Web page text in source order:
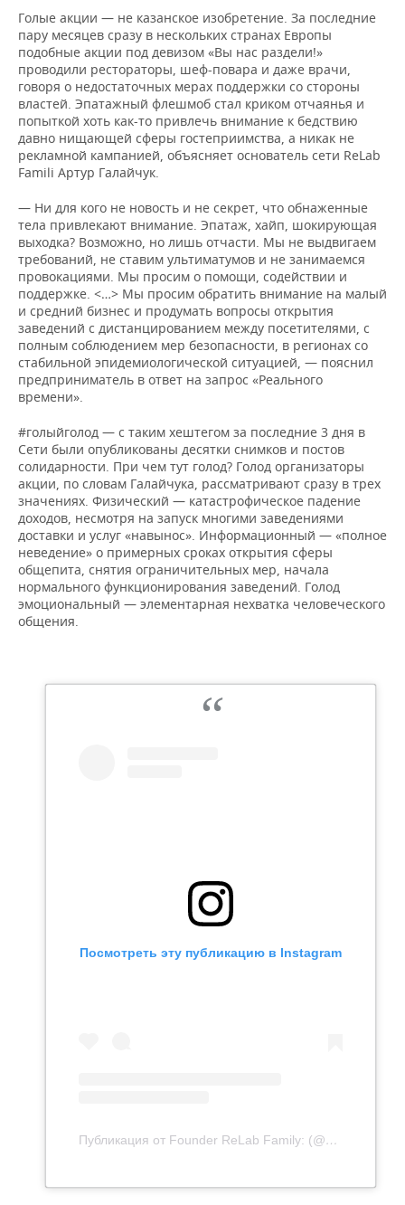
Голые акции — не казанское изобретение. За последние
пару месяцев сразу в нескольких странах Европы
подобные акции под девизом «Вы нас раздели!»
проводили рестораторы, шеф-повара и даже врачи,
говоря о недостаточных мерах поддержки со стороны
властей. Эпатажный флешмоб стал криком отчаянья и
попыткой хоть как-то привлечь внимание к бедствию
давно нищающей сферы гостеприимства, а никак не
рекламной кампанией, объясняет основатель сети ReLab
Famili Артур Галайчук.
— Ни для кого не новость и не секрет, что обнаженные
тела привлекают внимание. Эпатаж, хайп, шокирующая
выходка? Возможно, но лишь отчасти. Мы не выдвигаем
требований, не ставим ультиматумов и не занимаемся
провокациями. Мы просим о помощи, содействии и
поддержке. <…> Мы просим обратить внимание на малый
и средний бизнес и продумать вопросы открытия
заведений с дистанцированием между посетителями, с
полным соблюдением мер безопасности, в регионах со
стабильной эпидемиологической ситуацией, — пояснил
предприниматель в ответ на запрос «Реального
времени».
#голыйголод — с таким хештегом за последние 3 дня в
Сети были опубликованы десятки снимков и постов
солидарности. При чем тут голод? Голод организаторы
акции, по словам Галайчука, рассматривают сразу в трех
значениях. Физический — катастрофическое падение
доходов, несмотря на запуск многими заведениями
доставки и услуг «навынос». Информационный — «полное
неведение» о примерных сроках открытия сферы
общепита, снятия ограничительных мер, начала
нормального функционирования заведений. Голод
эмоциональный — элементарная нехватка человеческого
общения.
Посмотреть эту публикацию в Instagram
Публикация от Founder ReLab Family: (@artur_galaichuk.relab_family)